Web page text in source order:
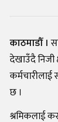
काठमाडौँ ।
देखाउँदै निजी
कर्मचारीलाई
छ ।
श्रमिकलाई